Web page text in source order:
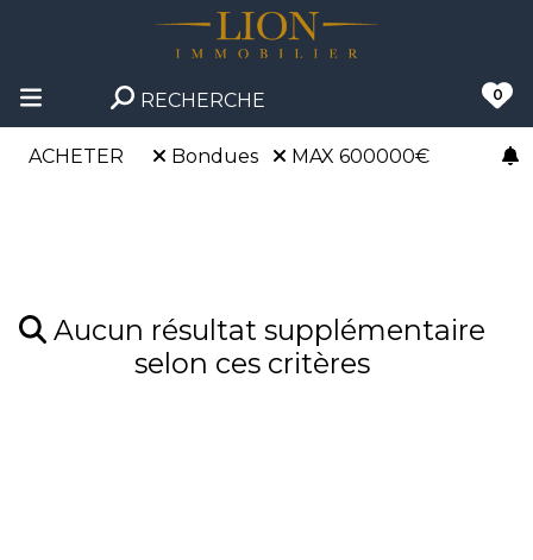
RECHERCHE 0
ACHETER Bondues MAX 600000€
Aucun résultat supplémentaire
selon ces critères